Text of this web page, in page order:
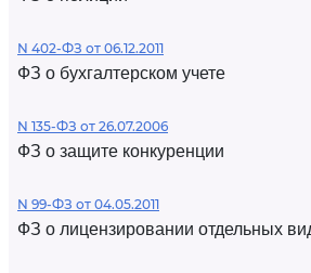
N 402-ФЗ от 06.12.2011
ФЗ о бухгалтерском учете
N 135-ФЗ от 26.07.2006
ФЗ о защите конкуренции
N 99-ФЗ от 04.05.2011
ФЗ о лицензировании отдельных